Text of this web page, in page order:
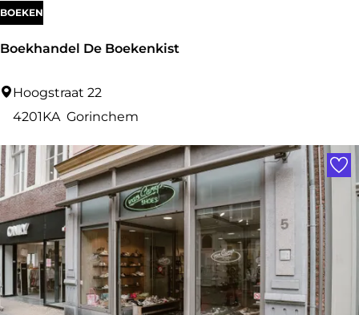
Boekhandel De Boekenkist
B
k
h
a
n
d
e
l
Hoogstraat 22
4201KA Gorinchem
BOEKEN